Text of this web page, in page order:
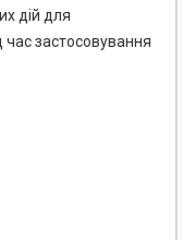
дій для
час застосовування